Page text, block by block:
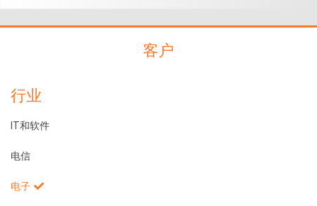
客户
行业
IT和软件
电信
电子